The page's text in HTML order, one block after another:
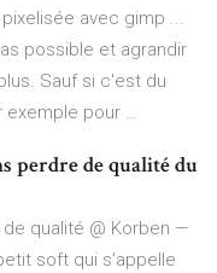
avec gimp ...
possible et agrandir
Sauf si c'est du
exemple pour …
perdre de qualité du
qualité @ Korben —
soft qui s’appelle